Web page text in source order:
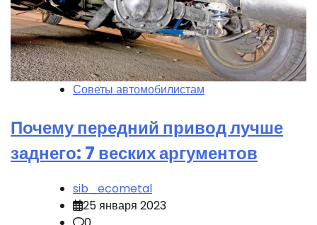
Советы автомобилистам
Почему передний привод лучше
заднего: 7 веских аргументов
sib_ecometal
25 января 2023